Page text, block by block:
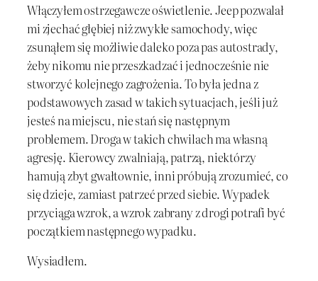
Włączyłem ostrzegawcze oświetlenie. Jeep pozwalał
mi zjechać głębiej niż zwykłe samochody, więc
zsunąłem się możliwie daleko poza pas autostrady,
żeby nikomu nie przeszkadzać i jednocześnie nie
stworzyć kolejnego zagrożenia. To była jedna z
podstawowych zasad w takich sytuacjach, jeśli już
jesteś na miejscu, nie stań się następnym
problemem. Droga w takich chwilach ma własną
agresję. Kierowcy zwalniają, patrzą, niektórzy
hamują zbyt gwałtownie, inni próbują zrozumieć, co
się dzieje, zamiast patrzeć przed siebie. Wypadek
przyciąga wzrok, a wzrok zabrany z drogi potrafi być
początkiem następnego wypadku.
Wysiadłem.